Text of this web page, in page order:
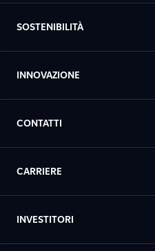
SOSTENIBILITÀ
INNOVAZIONE
CONTATTI
CARRIERE
INVESTITORI